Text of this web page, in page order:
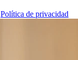
Política de privacidad